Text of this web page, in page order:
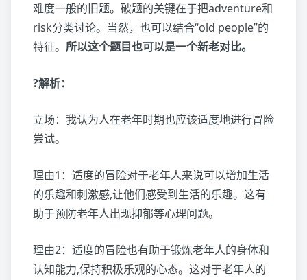
难度一般的旧题。破题的关键在于把adventure和
risk分类讨论。当然，也可以结合“old people”的
特征。 所以这个题目也可以是一个新老对比。
?解析：
立场：我认为人在老年时期也应该适度地进行冒险
尝试。
理由1：适度的冒险对于老年人来说可以增加生活
的乐趣和刺激感,让他们感受到生活的乐趣。这有
助于预防老年人出现抑郁等心理问题。
理由2：适度的冒险也有助于锻炼老年人的身体和
认知能力,保持积极乐观的心态。这对于老年人的